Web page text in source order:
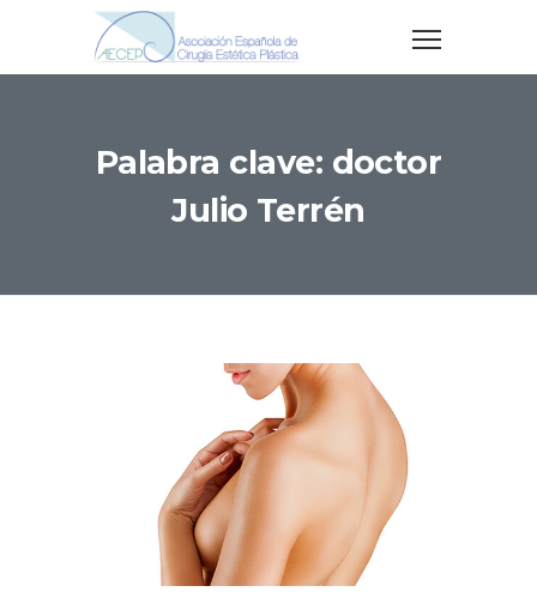
Palabra clave: doctor
Julio Terrén